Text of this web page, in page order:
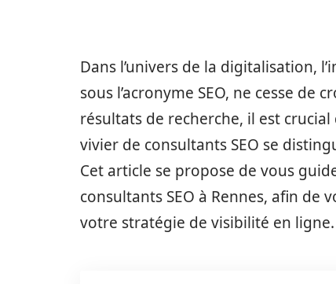
Dans l’univers de la digitalisation,
sous l’acronyme SEO, ne cesse
résultats de recherche, il est
vivier de consultants SEO se
Cet article se propose de vous
consultants SEO à Rennes, afin
votre stratégie de visibilité en ligne.